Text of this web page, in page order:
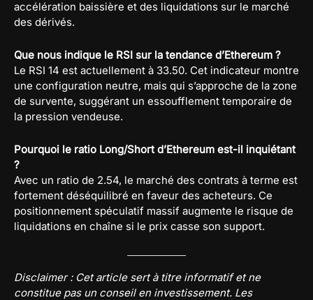
accélération baissière et des liquidations sur le marché
des dérivés.
Que nous indique le RSI sur la tendance d’Ethereum ?
Le RSI 14 est actuellement à 33.50. Cet indicateur montre
une configuration neutre, mais qui s’approche de la zone
de survente, suggérant un essoufflement temporaire de
la pression vendeuse.
Pourquoi le ratio Long/Short d’Ethereum est-il inquiétant
?
Avec un ratio de 2.54, le marché des contrats à terme est
fortement déséquilibré en faveur des acheteurs. Ce
positionnement spéculatif massif augmente le risque de
liquidations en chaîne si le prix casse son support.
Disclaimer : Cet article sert à titre informatif et ne
constitue pas un conseil en investissement. Les